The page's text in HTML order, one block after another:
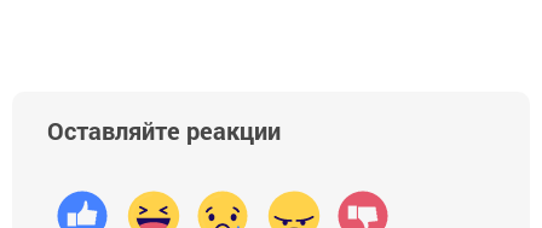
Оставляйте реакции